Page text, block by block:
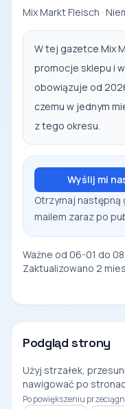
Mix Markt Fleisch ·
W tej gazetce Mix
promocje sklepu i
obowiązuje od
czemu w jednym
z tego okresu.
Wyślij mi
Otrzymaj następną
mailem zaraz po
Ważne od 06-01 do
Zaktualizowano 2
Podgląd strony
Użyj strzałek,
nawigować po
Po powiększeniu